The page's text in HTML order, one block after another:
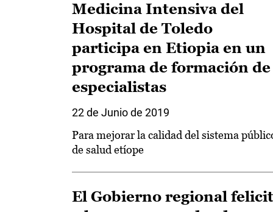
Medicina Intensiva del
Hospital de Toledo
participa en Etiopia en un
programa de formación de
especialistas
22 de Junio de 2019
Para mejorar la calidad del sistema
de salud etíope
El Gobierno regional